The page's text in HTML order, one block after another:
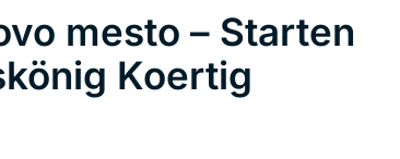
mesto – Starten
Koertig